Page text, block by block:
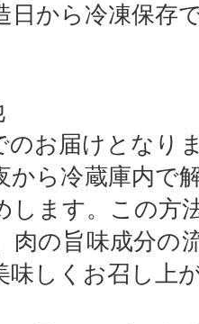
から冷凍保存
のお届けとなり
から冷蔵庫内で
します。この方
肉の旨味成分の
味しくお召し上